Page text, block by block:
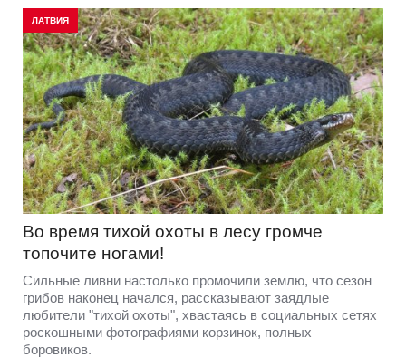
ЛАТВИЯ
Во время тихой охоты в лесу громче
топочите ногами!
Сильные ливни настолько промочили землю, что сезон
грибов наконец начался, рассказывают заядлые
любители "тихой охоты", хвастаясь в социальных сетях
роскошными фотографиями корзинок, полных
боровиков.